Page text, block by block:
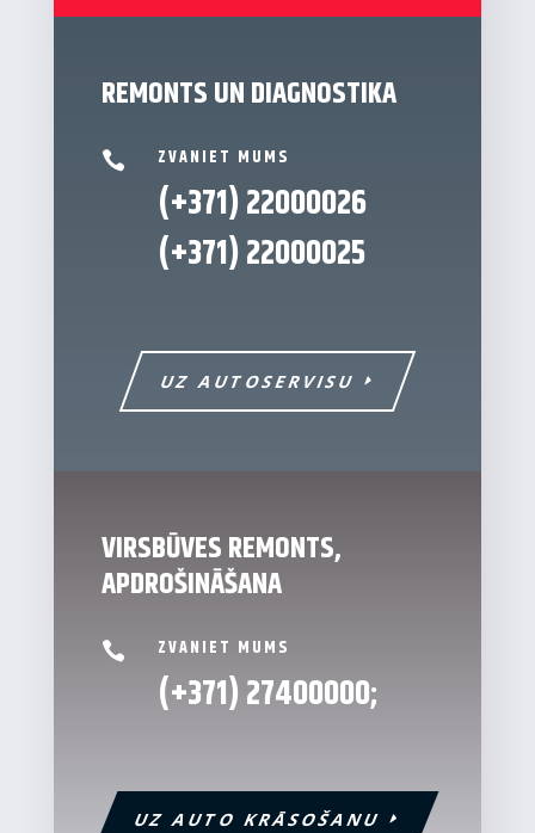
REMONTS UN DIAGNOSTIKA
 ZVANIET MUMS
(+371) 22000026
(+371)22000025
UZ AUTOSERVISU
VIRSBŪVES REMONTS,
APDROŠINĀŠANA
 ZVANIET MUMS
(+371)27400000;
UZ AUTO KRĀSOŠANU